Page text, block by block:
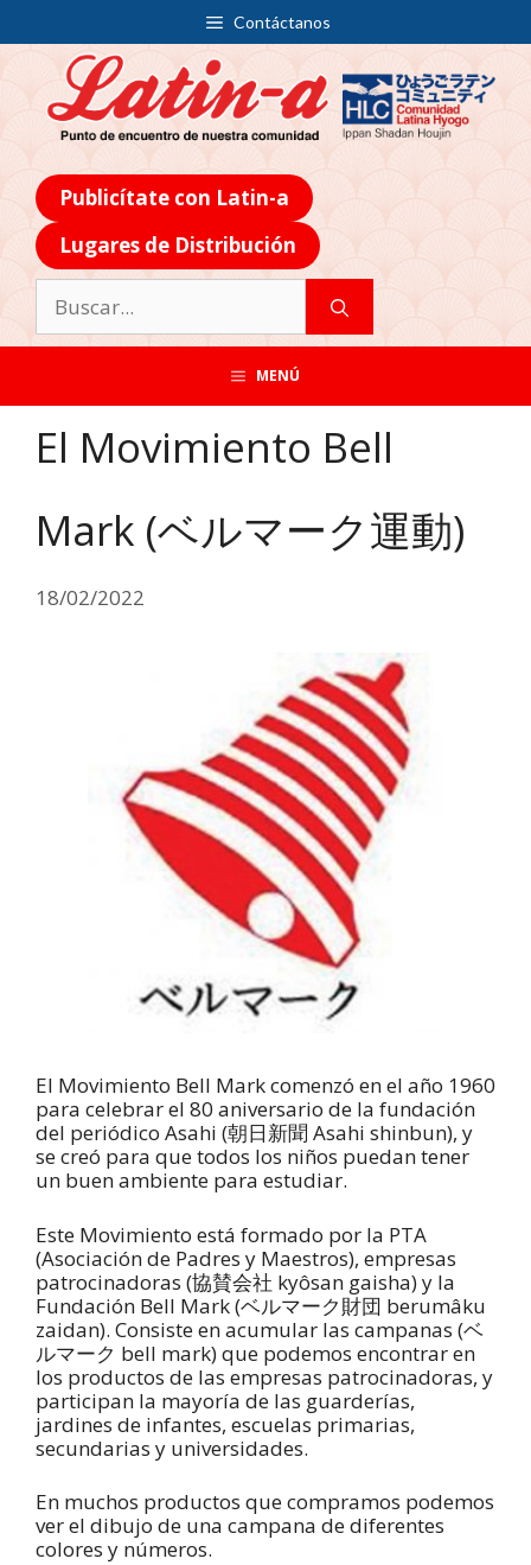
Contáctanos
Publicítate con Latin-a
Lugares de Distribución
MENÚ
El Movimiento Bell
Mark (ベルマーク運動)
18/02/2022
El Movimiento Bell Mark comenzó en el año 1960
para celebrar el 80 aniversario de la fundación
del periódico Asahi (朝日新聞 Asahi shinbun), y
se creó para que todos los niños puedan tener
un buen ambiente para estudiar.
Este Movimiento está formado por la PTA
(Asociación de Padres y Maestros), empresas
patrocinadoras (協賛会社 kyôsan gaisha) y la
Fundación Bell Mark (ベルマーク財団 berumâku
zaidan). Consiste en acumular las campanas (ベ
ルマーク bell mark) que podemos encontrar en
los productos de las empresas patrocinadoras, y
participan la mayoría de las guarderías,
jardines de infantes, escuelas primarias,
secundarias y universidades.
En muchos productos que compramos podemos
ver el dibujo de una campana de diferentes
colores y números.